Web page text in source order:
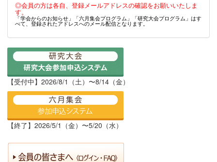
◎会員の方は各自、登録メールアドレスの確認をお願いいたしま
す。
「学会からのお知らせ」「六月集会プログラム」「研究大会プログラム」はす
べて、登録されたアドレスへのメール配信となります。
【受付中】2026/8/1（土）〜8/14（金）
【終了】2026/5/1（金）〜5/20（水）